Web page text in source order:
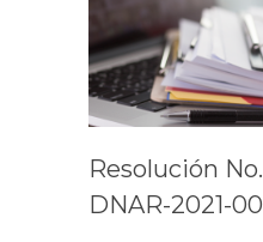
Resolución
DNAR-2021-